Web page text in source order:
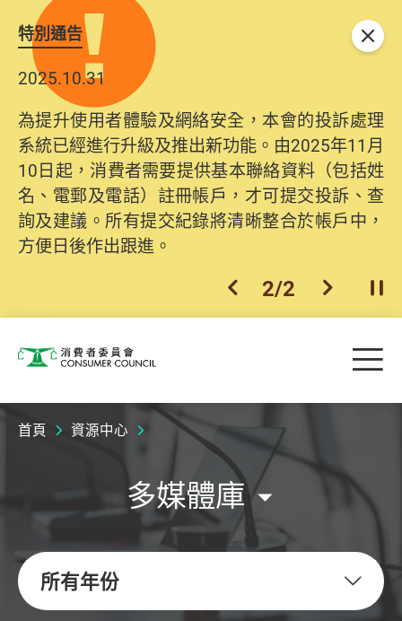
特別通告
2025.10.31
為提升使用者體驗及網絡安全，本會的投訴處理
系統已經進行升級及推出新功能。由2025年11月
10日起，消費者需要提供基本聯絡資料（包括姓
名、電郵及電話）註冊帳戶，才可提交投訴、查
詢及建議。所有提交紀錄將清晰整合於帳戶中，
方便日後作出跟進。
上一個
2/2 下一個開
關閉
消費者委員會 目
首頁 資源中心
多媒體庫
所有年份